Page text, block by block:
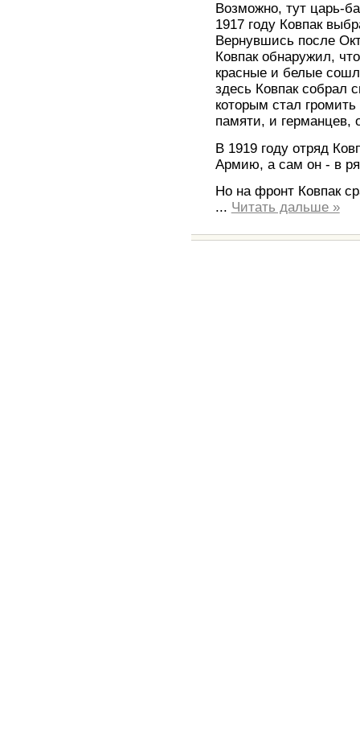
Возможно, тут царь-
1917 году Ковпак
Вернувшись после
Ковпак обнаружил,
красные и белые
здесь Ковпак собрал
которым стал
памяти, и германцев,
В 1919 году отряд
Армию, а сам он - в
Но на фронт Ковпак
... Читать дальше »